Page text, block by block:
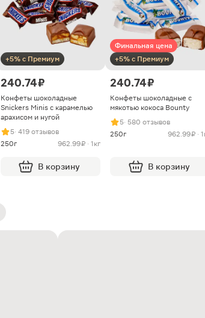
+5% с Премиум
240.74 ₽
Конфеты шоколадные
Snickers Minis с карамелью
арахисом и нугой
5· 419 отзывов
250г
962.99 ₽ · 1кг
В корзину
Финальная цена
+5% с Премиум
240.74 ₽
Конфеты шоколадные с
мякотью кокоса Bounty
5· 580 отзывов
250г
962.99 ₽ ·
В корзину